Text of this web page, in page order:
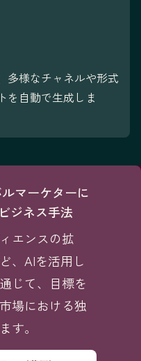
多様なチャネルや形式
を自動で生成しま
マーケターに
ジネス手法
エンスの拡
、AIを活用し
じて、目標を
場における独
す。